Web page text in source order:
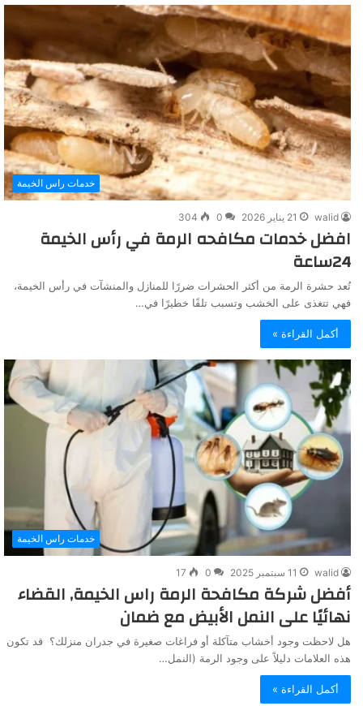
خدمات راس الخيمة
walid 21 يناير 2026 0
304
افضل خدمات مكافحه الرمة في رأس الخيمة
24ساعة
تُعد حشرة الرمة من أكثر الحشرات ضررًا للمنازل والمنشآت في رأس الخيمة،
فهي تتغذى على الخشب وتسبب تلفًا خطيرًا في…
أكمل القراءة »
خدمات راس الخيمة
walid 11 سبتمبر 2025 0
17
أفضل شركة مكافحة الرمة راس الخيمة, القضاء
نهائيًا على النمل الأبيض مع ضمان
هل لاحظت وجود أخشاب متآكلة أو فراغات صغيرة في جدران منزلك؟ قد تكون
هذه العلامات دليلاً على وجود الرمة (النمل…
أكمل القراءة »